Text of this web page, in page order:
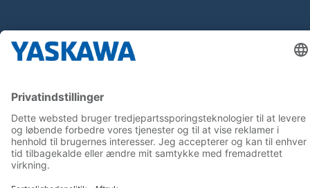
Home Terms & Conditions
Yaskawa Europe GmbH